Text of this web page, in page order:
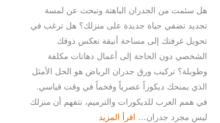
هل سئمت من الجدران الباهتة وتبحث عن لمسة
تجديد تضفي حياة جديدة على منزلك؟ هل ترغب في
تحويل غرفتك إلى مساحة أنيقة تعكس ذوقك
الشخصي دون الحاجة إلى أعمال دهانات مكلفة
وطويلة؟ تركيب ورق جدران الرياض هو الحل الأمثل
الذي يمنحك ديكوراً عصرياً وفخماً في وقت قياسي.
في همم العرب للديكورات والترميم، نتفهم أن منزلك
ليس مجرد جدران…
اقرأ المزيد